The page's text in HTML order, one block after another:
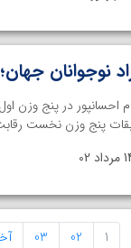
نوجوانان
احسانپور در پنج وزن
پنج وزن نخست
1
02
03